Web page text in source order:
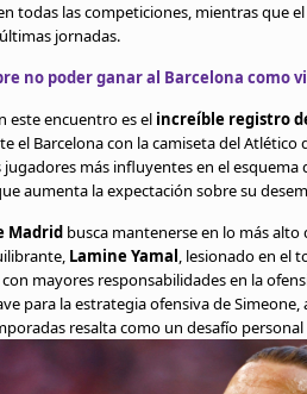
todas las competiciones, mientras que el
jornadas.
no poder ganar al Barcelona como
este encuentro es el increíble registro
el Barcelona con la camiseta del Atlético
jugadores más influyentes en el esquema
aumenta la expectación sobre su
Madrid busca mantenerse en lo más alto
Lamine Yamal, lesionado en el
con mayores responsabilidades en la
para la estrategia ofensiva de
resalta como un desafío